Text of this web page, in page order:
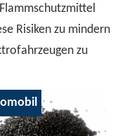
Risiken zu mindern
zu